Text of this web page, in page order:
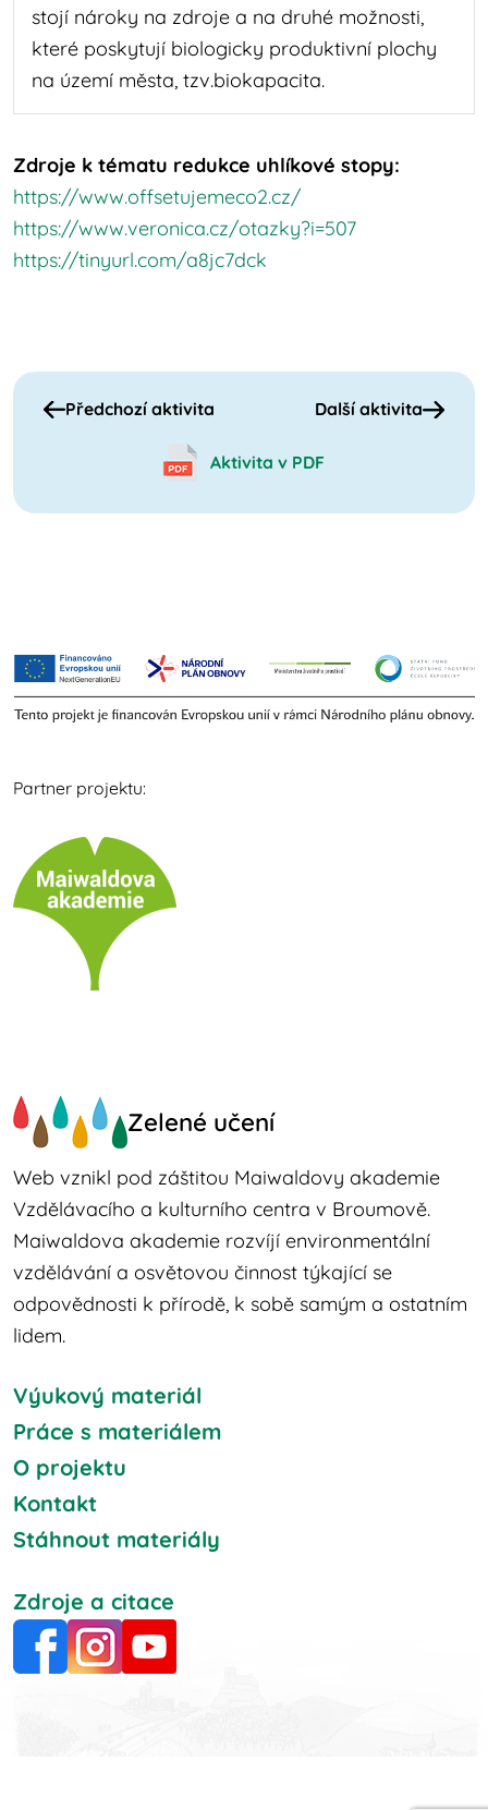
stojí nároky na zdroje a na druhé možnosti,
které poskytují biologicky produktivní plochy
na území města, tzv.biokapacita.
Zdroje k tématu redukce uhlíkové stopy:
https://www.offsetujemeco2.cz/
https://www.veronica.cz/otazky?i=507
https://tinyurl.com/a8jc7dck
Předchozí aktivita Další aktivita
Aktivita v PDF
Partner projektu:
Zelené učení
Web vznikl pod záštitou Maiwaldovy akademie
Vzdělávacího a kulturního centra v Broumově.
Maiwaldova akademie rozvíjí environmentální
vzdělávání a osvětovou činnost týkající se
odpovědnosti k přírodě, k sobě samým a ostatním
lidem.
Výukový materiál
Práce s materiálem
O projektu
Kontakt
Stáhnout materiály
FacebookInstagram
Zdroje a citace